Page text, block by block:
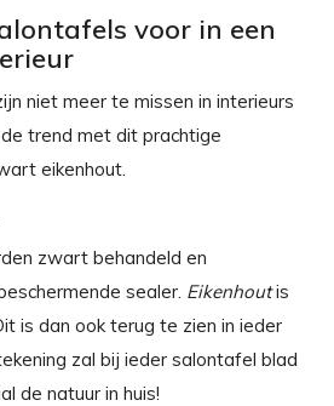
voor in een
niet meer te missen in interieurs
trend met dit prachtige
eikenhout.
zwart behandeld en
sealer. Eikenhoutis
is dan ook terug te zien in ieder
zal bij ieder salontafel blad
de natuur in huis!